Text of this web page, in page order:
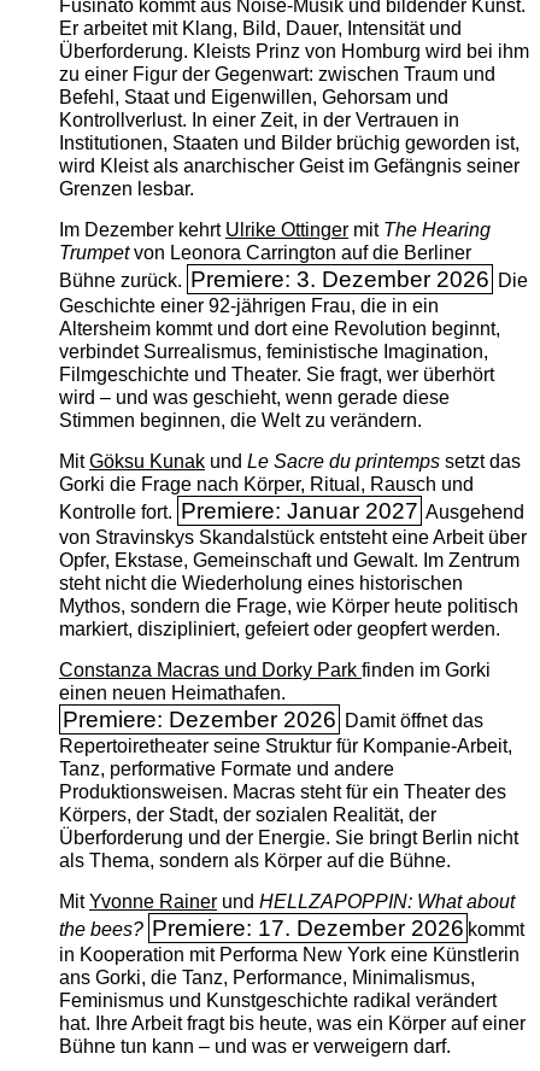
Fusinato kommt aus Noise-Musik und bildender Kunst.
Er arbeitet mit Klang, Bild, Dauer, Intensität und
Überforderung. Kleists Prinz von Homburg wird bei ihm
zu einer Figur der Gegenwart: zwischen Traum und
Befehl, Staat und Eigenwillen, Gehorsam und
Kontrollverlust. In einer Zeit, in der Vertrauen in
Institutionen, Staaten und Bilder brüchig geworden ist,
wird Kleist als anarchischer Geist im Gefängnis seiner
Grenzen lesbar.
Im Dezember kehrt Ulrike Ottingermit The ­Hearing
Trumpetvon Leonora Carrington auf die Berliner
Bühne zurück. Premiere: 3. Dezember 2026 Die
Geschichte einer 92-jährigen Frau, die in ein
Altersheim kommt und dort eine Revolution beginnt,
verbindet Surrealismus, feministische Imagination,
Filmgeschichte und Theater. Sie fragt, wer überhört
wird – und was geschieht, wenn gerade diese
Stimmen beginnen, die Welt zu verändern.
MitGöksu Kunakund Le Sacre du printempssetzt das
Gorki die Frage nach Körper, Ritual, Rausch und
Kontrolle fort. Premiere: Januar 2027 Ausgehend
von Stravinskys Skandalstück entsteht eine Arbeit über
Opfer, Ekstase, Gemeinschaft und Gewalt. Im Zentrum
steht nicht die Wiederholung eines historischen
Mythos, sondern die Frage, wie Körper heute politisch
markiert, diszipliniert, gefeiert oder geopfert werden.
Constanza Macras und Dorky Park finden im Gorki
einen neuen Heimathafen.
Premiere: Dezember 2026 Damit öffnet das
Repertoiretheater seine Struktur für Kompanie-Arbeit,
Tanz, performative Formate und andere
Produktionsweisen. Macras steht für ein Theater des
Körpers, der Stadt, der sozialen Realität, der
Überforderung und der Energie. Sie bringt Berlin nicht
als Thema, sondern als Körper auf die Bühne.
MitYvonne Rainerund HELLZAPOPPIN: What about
the bees? Premiere: 17. Dezember 2026 kommt
in Kooperation mit Performa New York eine Künstlerin
ans Gorki, die Tanz, Performance, Minimalismus,
Feminismus und Kunstgeschichte radikal verändert
hat. Ihre Arbeit fragt bis heute, was ein Körper auf einer
Bühne tun kann – und was er verweigern darf.